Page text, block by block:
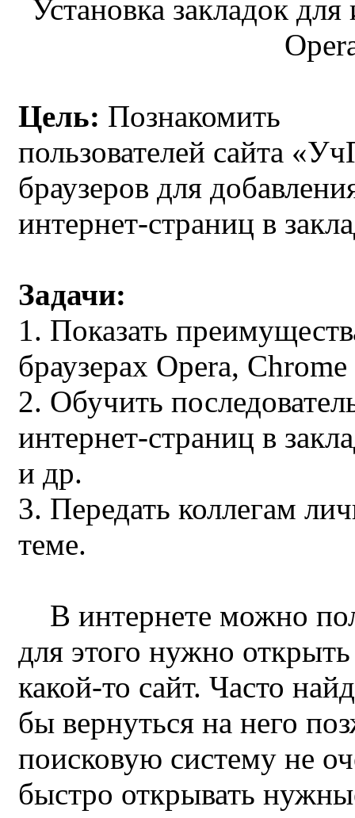
Установка закладок
Цель: Познакомить
пользователей сайта
браузеров для
интернет-страниц в
Задачи:
1. Показать
браузерах Opera,
2. Обучить
интернет-страниц в
и др.
3. Передать коллегам
теме.
В интернете можно
для этого нужно
какой-то сайт. Часто
бы вернуться на него
поисковую систему не
быстро открывать